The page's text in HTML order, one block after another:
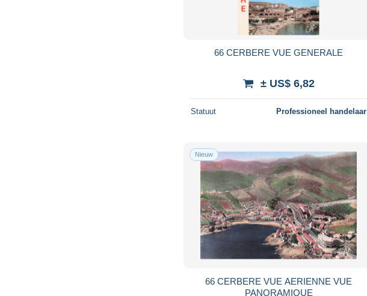
66 CERBERE VUE GENERALE
± US$ 6,82
Statuut Professioneel handelaar
Nieuw
66 CERBERE VUE AERIENNE VUE
PANORAMIQUE